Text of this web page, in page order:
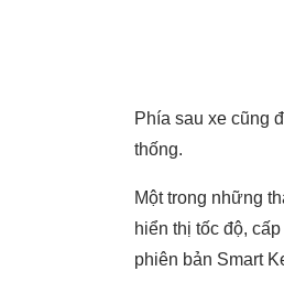
Phía sau xe cũng
thống.
Một trong những
hiển thị tốc độ,
phiên bản Smart